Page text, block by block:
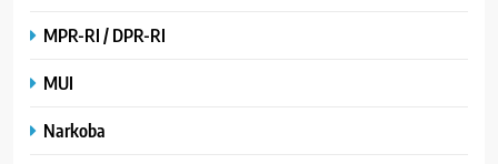
MPR-RI / DPR-RI
MUI
Narkoba